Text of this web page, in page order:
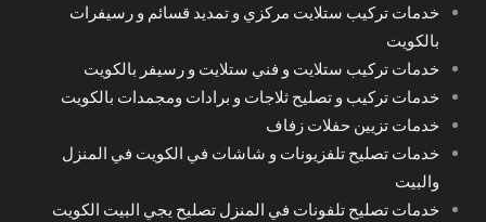
خدمات تركيب ستلايت مركزي و تمديد قسائم و رسيفرات
بالكويت
خدمات تركيب ستلايت و فني ستلايت و رسيفر بالكويت
خدمات تركيب و تصليح ثلاجات و برادات ومجمدات بالكويت
خدمات تزيين حفلات زفاف
خدمات تصليح تلفزيونات و شاشات في الكويت في المنزل
والبيت
خدمات تصليح تلفونات في المنزل تصليح يجي البيت الكويت